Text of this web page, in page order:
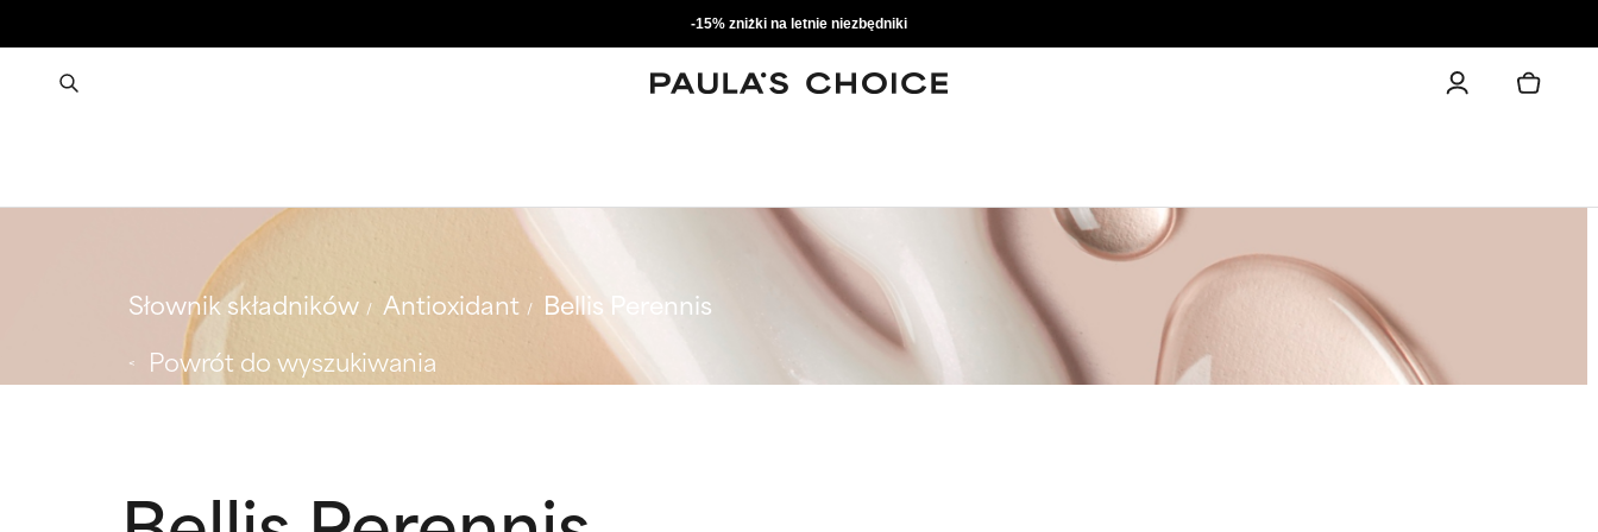
-15% zniżki na letnie niezbędniki
Słownik składników Antioxidant
Bellis Perennis
Powrót do wyszukiwania